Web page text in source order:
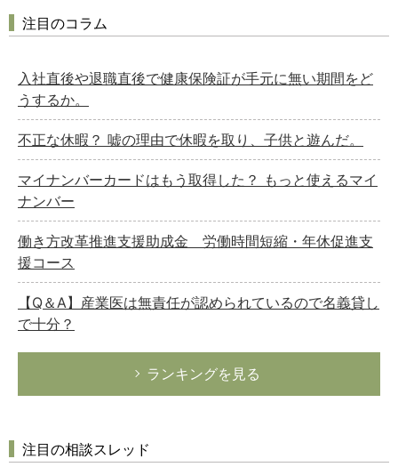
注目のコラム
入社直後や退職直後で健康保険証が手元に無い期間をど
うするか。
不正な休暇？ 嘘の理由で休暇を取り、子供と遊んだ。
マイナンバーカードはもう取得した？ もっと使えるマイ
ナンバー
働き方改革推進支援助成金 労働時間短縮・年休促進支
援コース
【Q＆A】産業医は無責任が認められているので名義貸し
で十分？
ランキングを見る
注目の相談スレッド